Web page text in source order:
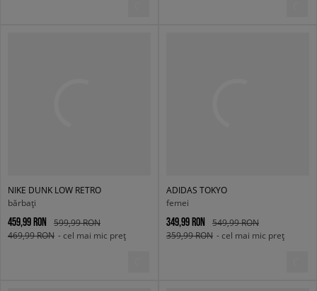
NIKE DUNK LOW RETRO
bărbați
459,99 RON
599,99 RON
469,99 RON - cel mai mic preț
ADIDAS TOKYO
femei
349,99 RON
549,99 RON
359,99 RON - cel mai mic preț